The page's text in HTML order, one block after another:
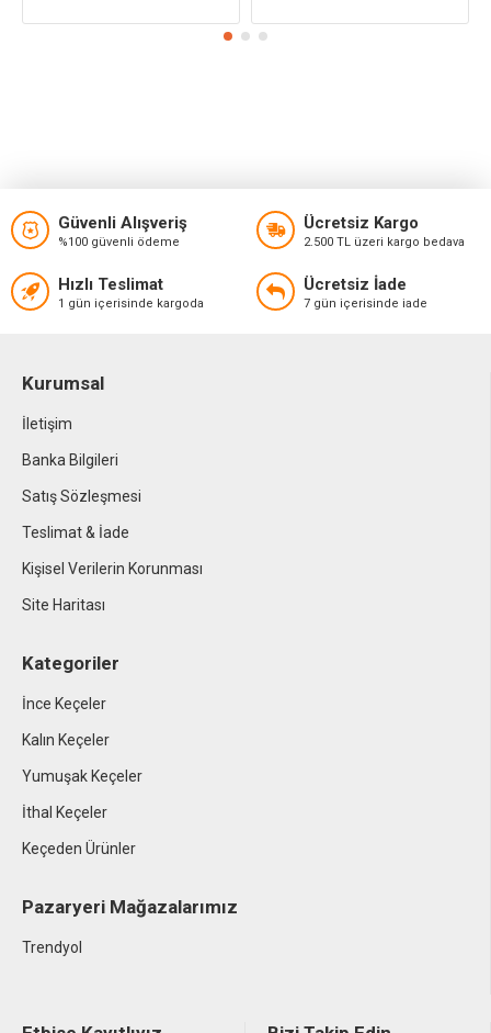
Güvenli Alışveriş
%100 güvenli ödeme
Ücretsiz Kargo
2.500 TL üzeri kargo bedava
Hızlı Teslimat
1 gün içerisinde kargoda
Ücretsiz İade
7 gün içerisinde iade
Kurumsal
İletişim
Banka Bilgileri
Satış Sözleşmesi
Teslimat & İade
Kişisel Verilerin Korunması
Site Haritası
Kategoriler
İnce Keçeler
Kalın Keçeler
Yumuşak Keçeler
İthal Keçeler
Keçeden Ürünler
Pazaryeri Mağazalarımız
Trendyol